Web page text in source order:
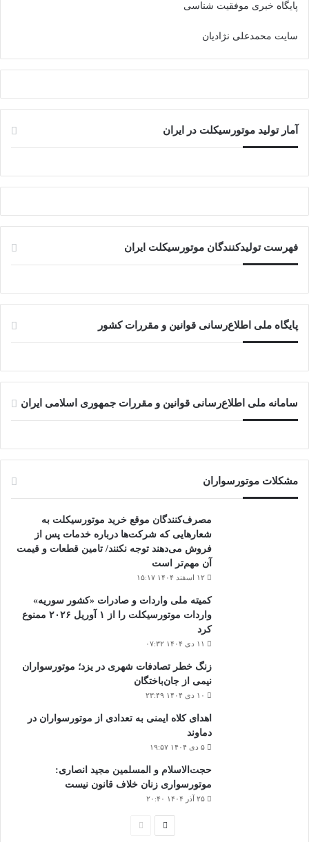
پایگاه خبری موفقیت شناسی
سایت محمدعلی نژادیان
آمار تولید موتورسیکلت در ایران
فهرست تولیدکنندگان موتورسیکلت ایران
پایگاه ملی اطلاع‌رسانی قوانین و مقررات کشور
سامانه ملی اطلاع‌رسانی قوانین و مقررات جمهوری اسلامی ایران
مشکلات موتورسواران
مصرف‌کنندگان موقع خرید موتورسیکلت به
شعارهایی که شرکت‌ها درباره خدمات پس از
فروش می‌دهند توجه نکنند/ تامین قطعات و قیمت
آن مهم‌تر است
۱۲ اسفند ۱۴۰۴ ۱۵:۱۷
کمیته ملی واردات و صادرات «کشور سوریه»
واردات موتورسیکلت را از ۱ آوریل ۲۰۲۶ ممنوع
کرد
۱۱ دی ۱۴۰۴ ۰۷:۳۲
زنگ خطر تصادفات شهری در یزد؛ موتورسواران
نیمی از جان‌باختگان
۱۰ دی ۱۴۰۴ ۲۳:۴۹
اهدای کلاه ایمنی به تعدادی از موتورسواران در
دماوند
۵ دی ۱۴۰۴ ۱۹:۵۷
حجت‌الاسلام و المسلمین مجید انصاری:
موتورسواری زنان خلاف قانون نیست
۲۵ آذر ۱۴۰۴ ۲۰:۴۰
صفحه